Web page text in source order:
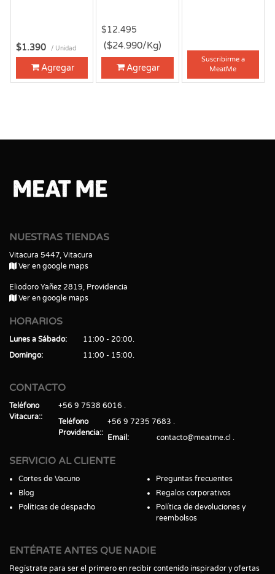
$1.390 / Unidad
Agregar
$12.495
($24.990/Kg)
Agregar
Suscribirme a
MeatMe
NUESTRAS TIENDAS
Vitacura 5447, Vitacura
Ver en google maps
Eliodoro Yañez 2819, Providencia
Ver en google maps
HORARIOS
Lunes a Sábado
11:00 - 20:00
Domingo
11:00 - 15:00
CONTACTO
Teléfono
Vitacura:
+56 9 7538 6016
Teléfono
Providencia:
+56 9 7235 7683
Email
contacto@meatme.cl
SERVICIO AL CLIENTE
Cortes de Vacuno
Blog
Políticas de despacho
Preguntas frecuentes
Regalos corporativos
Política de devoluciones y
reembolsos
ENTÉRATE ANTES QUE NADIE
Regístrate para ser el primero en recibir contenido inspirador y ofertas